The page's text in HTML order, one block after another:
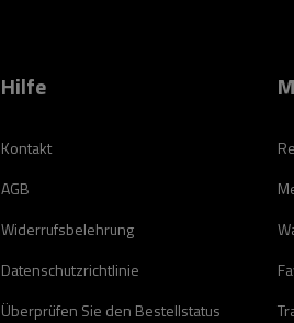
Hilfe
Kontakt
AGB
Widerrufsbelehrung
Datenschutzrichtlinie
Überprüfen Sie den Bestellstatus